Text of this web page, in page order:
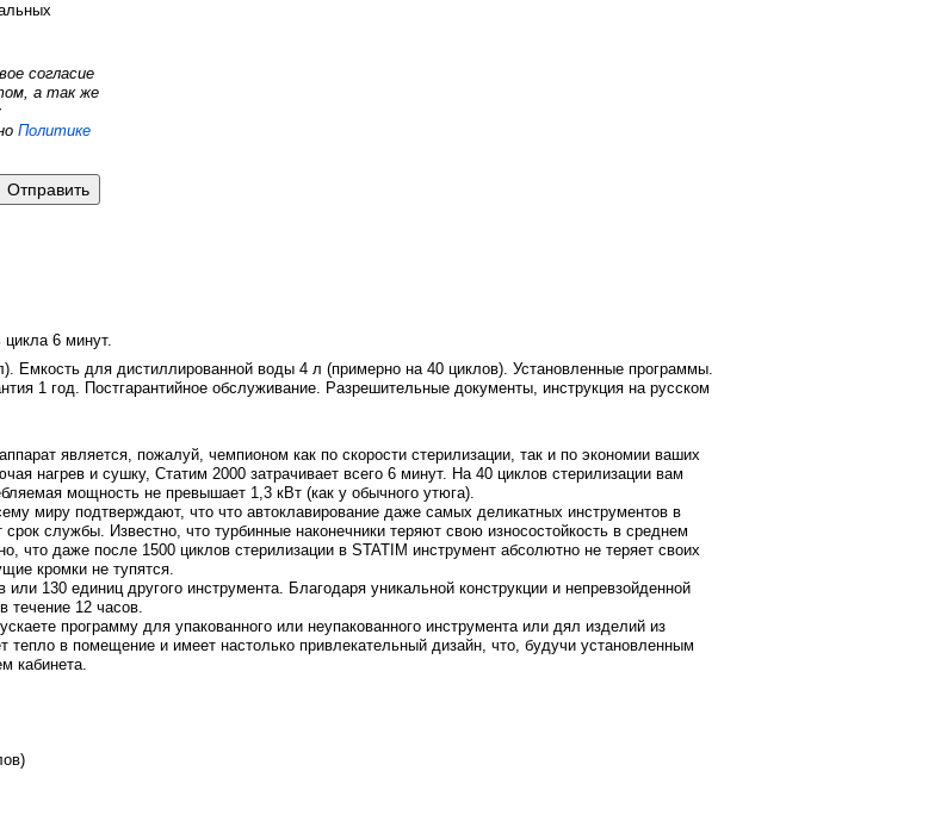
согласие
а так же
Политике
6 минут.
для дистиллированной воды 4 л (примерно на 40 циклов). Установленные программы.
1 год. Постгарантийное обслуживание. Разрешительные документы, инструкция на русском
является, пожалуй, чемпионом как по скорости стерилизации, так и по экономии ваших
нагрев и сушку, Статим 2000 затрачивает всего 6 минут. На 40 циклов стерилизации вам
мощность не превышает 1,3 кВт (как у обычного утюга).
миру подтверждают, что что автоклавирование даже самых деликатных инструментов в
службы. Известно, что турбинные наконечники теряют свою износостойкость в среднем
что даже после 1500 циклов стерилизации в STATIM инструмент абсолютно не теряет своих
кромки не тупятся.
130 единиц другого инструмента. Благодаря уникальной конструкции и непревзойденной
течение 12 часов.
программу для упакованного или неупакованного инструмента или дял изделий из
в помещение и имеет настолько привлекательный дизайн, что, будучи установленным
кабинета.